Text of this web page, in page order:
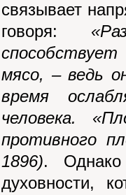
связывает
говоря:
мясо, – ведь
время
человека.
противного
1896).
духовности,